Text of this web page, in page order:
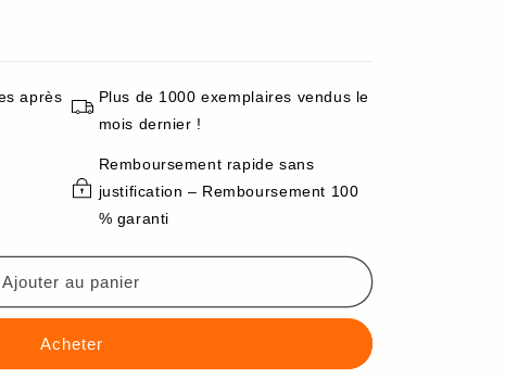
après
Plus de 1000 exemplaires vendus le
mois dernier !
Remboursement rapide sans
justification – Remboursement 100
% garanti
Ajouter au panier